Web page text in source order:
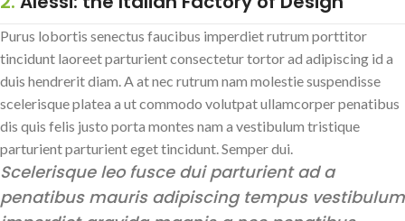
Purus lobortis senectus faucibus imperdiet rutrum porttitor
tincidunt laoreet parturient consectetur tortor ad adipiscing id a
duis hendrerit diam. A at nec rutrum nam molestie suspendisse
scelerisque platea a ut commodo volutpat ullamcorper penatibus
dis quis felis justo porta montes nam a vestibulum tristique
parturient parturient eget tincidunt. Semper dui.
Scelerisque leo fusce dui parturient ad a
penatibus mauris adipiscing tempus vestibulum